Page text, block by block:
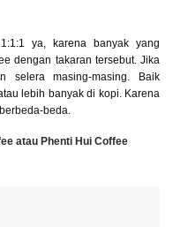
ya, karena banyak yang
dengan takaran tersebut. Jika
selera masing-masing. Baik
lebih banyak di kopi. Karena
beda.
atau Phenti Hui Coffee